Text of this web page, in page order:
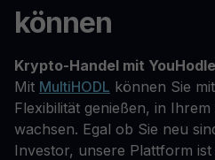
können
Krypto-Handel mit
Mit MultiHODL können Sie
Flexibilität genießen, in
wachsen. Egal ob Sie neu
Investor, unsere Plattform